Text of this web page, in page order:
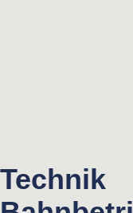
Technik